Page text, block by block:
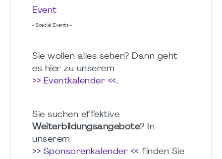
Event
- Special Events -
Sie wollen alles sehen? Dann geht
es hier zu unserem
>> Eventkalender <<.
Sie suchen effektive
Weiterbildungsangebote? In
unserem
>> Sponsorenkalender << finden Sie